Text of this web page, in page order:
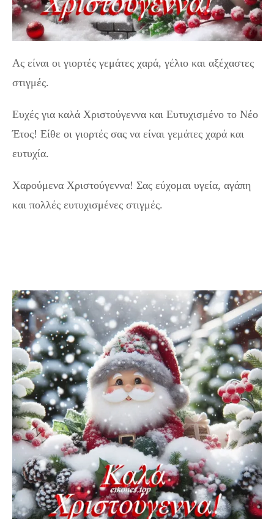
Ας είναι οι γιορτές γεμάτες χαρά, γέλιο και αξέχαστες
στιγμές.
Ευχές για καλά Χριστούγεννα και Ευτυχισμένο το Νέο
Έτος! Είθε οι γιορτές σας να είναι γεμάτες χαρά και
ευτυχία.
Χαρούμενα Χριστούγεννα! Σας εύχομαι υγεία, αγάπη
και πολλές ευτυχισμένες στιγμές.